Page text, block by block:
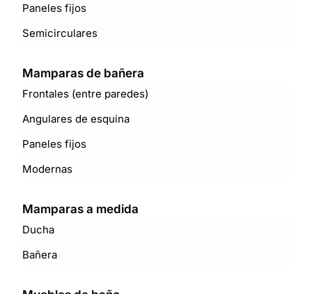
Paneles fijos
Semicirculares
Mamparas de bañera
Frontales (entre paredes)
Angulares de esquina
Paneles fijos
Modernas
Mamparas a medida
Ducha
Bañera